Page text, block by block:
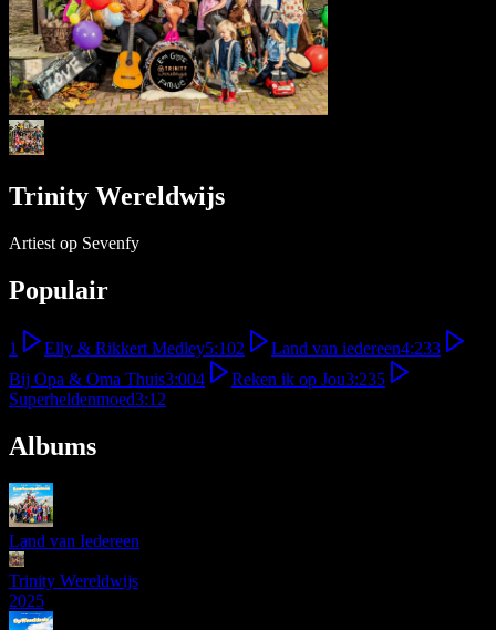
Trinity Wereldwijs
Artiest op Sevenfy
Populair
1 Elly & Rikkert Medley5:102 Land van iedereen4:233
Bij Opa & Oma Thuis3:004 Reken ik op Jou3:235
Superheldenmoed3:12
Albums
Land van Iedereen
Trinity Wereldwijs
2025